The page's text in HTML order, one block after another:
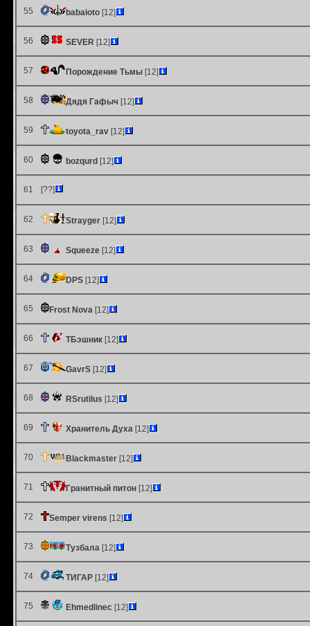
55 babaioto [12]
56 SEVER [12]
57 Порождение Тьмы [12]
58 Дядя Гафыч [12]
59 toyota_rav [12]
60 bozqurd [12]
61 [??]
62 Strayger [12]
63 Squeeze [12]
64 DPS [12]
65 Frost Nova [12]
66 ТБэшник [12]
67 GavrS [12]
68 RSrutilus [12]
69 Хранитель Духа [12]
70 Blackmaster [12]
71 Гранитный питон [12]
72 Semper virens [12]
73 Тузбала [12]
74 ТИГАР [12]
75 Ehmedlinec [12]